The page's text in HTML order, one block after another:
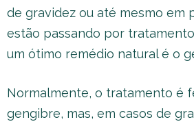
de gravidez ou até mesmo em
estão passando por
um ótimo remédio natural é o
Normalmente, o tratamento é
gengibre, mas, em casos de